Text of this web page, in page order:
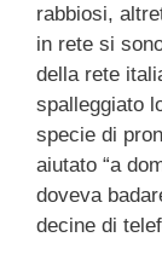
rabbiosi,
in rete si
della rete
spalleggiato
specie di
aiutato “a
doveva
decine di